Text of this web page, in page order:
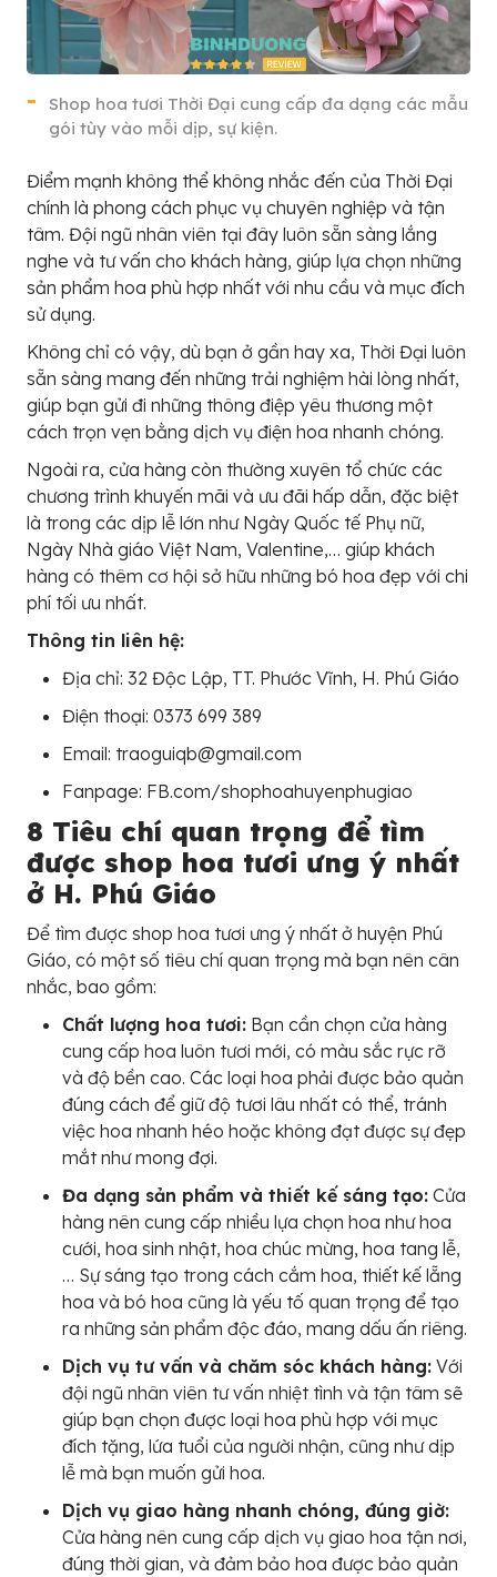
Shop hoa tươi Thời Đại cung cấp đa dạng các mẫu
gói tùy vào mỗi dịp, sự kiện.
Điểm mạnh không thể không nhắc đến của Thời Đại
chính là phong cách phục vụ chuyên nghiệp và tận
tâm. Đội ngũ nhân viên tại đây luôn sẵn sàng lắng
nghe và tư vấn cho khách hàng, giúp lựa chọn những
sản phẩm hoa phù hợp nhất với nhu cầu và mục đích
sử dụng.
Không chỉ có vậy, dù bạn ở gần hay xa, Thời Đại luôn
sẵn sàng mang đến những trải nghiệm hài lòng nhất,
giúp bạn gửi đi những thông điệp yêu thương một
cách trọn vẹn bằng dịch vụ điện hoa nhanh chóng.
Ngoài ra, cửa hàng còn thường xuyên tổ chức các
chương trình khuyến mãi và ưu đãi hấp dẫn, đặc biệt
là trong các dịp lễ lớn như Ngày Quốc tế Phụ nữ,
Ngày Nhà giáo Việt Nam, Valentine,… giúp khách
hàng có thêm cơ hội sở hữu những bó hoa đẹp với chi
phí tối ưu nhất.
Thông tin liên hệ:
Địa chỉ: 32 Độc Lập, TT. Phước Vĩnh, H. Phú Giáo
Điện thoại: 0373 699 389
Email: traoguiqb@gmail.com
Fanpage: FB.com/shophoahuyenphugiao
8 Tiêu chí quan trọng để tìm
được shop hoa tươi ưng ý nhất
ở H. Phú Giáo
Để tìm được shop hoa tươi ưng ý nhất ở huyện Phú
Giáo, có một số tiêu chí quan trọng mà bạn nên cân
nhắc, bao gồm:
Chất lượng hoa tươi: Bạn cần chọn cửa hàng
cung cấp hoa luôn tươi mới, có màu sắc rực rỡ
và độ bền cao. Các loại hoa phải được bảo quản
đúng cách để giữ độ tươi lâu nhất có thể, tránh
việc hoa nhanh héo hoặc không đạt được sự đẹp
mắt như mong đợi.
Đa dạng sản phẩm và thiết kế sáng tạo: Cửa
hàng nên cung cấp nhiều lựa chọn hoa như hoa
cưới, hoa sinh nhật, hoa chúc mừng, hoa tang lễ,
… Sự sáng tạo trong cách cắm hoa, thiết kế lẵng
hoa và bó hoa cũng là yếu tố quan trọng để tạo
ra những sản phẩm độc đáo, mang dấu ấn riêng.
Dịch vụ tư vấn và chăm sóc khách hàng: Với
đội ngũ nhân viên tư vấn nhiệt tình và tận tâm sẽ
giúp bạn chọn được loại hoa phù hợp với mục
đích tặng, lứa tuổi của người nhận, cũng như dịp
lễ mà bạn muốn gửi hoa.
Dịch vụ giao hàng nhanh chóng, đúng giờ:
Cửa hàng nên cung cấp dịch vụ giao hoa tận nơi,
đúng thời gian, và đảm bảo hoa được bảo quản